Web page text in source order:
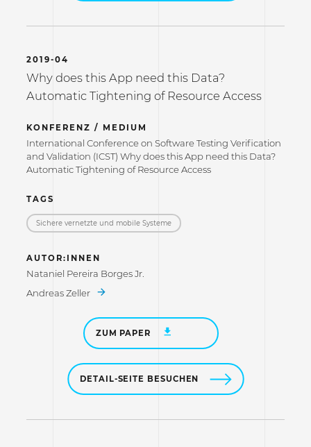
2019-04
Why does this App need this Data?
Automatic Tightening of Resource Access
KONFERENZ / MEDIUM
International Conference on Software Testing Verification
and Validation (ICST) Why does this App need this Data?
Automatic Tightening of Resource Access
TAGS
Sichere vernetzte und mobile Systeme
AUTOR:INNEN
Nataniel Pereira Borges Jr.
Andreas Zeller
ZUM PAPER
DETAIL-SEITE BESUCHEN